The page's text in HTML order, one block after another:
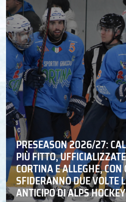
PRESEASON 2026/27:
PIÙ FITTO,
CORTINA E ALLEGHE,
SFIDERANNO DUE VOLTE
ANTICIPO DI ALPS